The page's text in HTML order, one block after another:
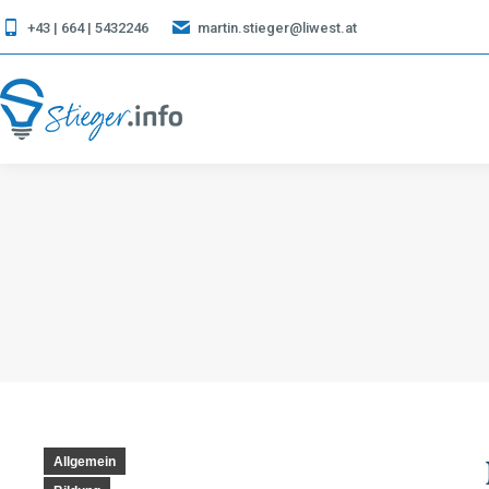
+43 | 664 | 5432246 martin.stieger@liwest.at
Allgemein